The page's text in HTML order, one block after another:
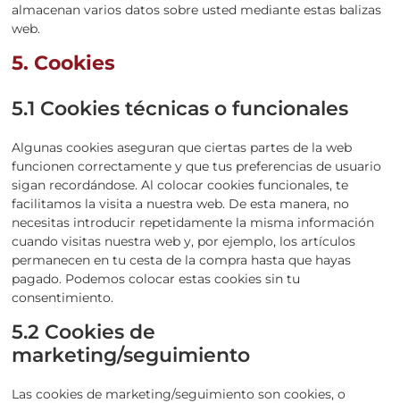
almacenan varios datos sobre usted mediante estas balizas
web.
5. Cookies
5.1 Cookies técnicas o funcionales
Algunas cookies aseguran que ciertas partes de la web
funcionen correctamente y que tus preferencias de usuario
sigan recordándose. Al colocar cookies funcionales, te
facilitamos la visita a nuestra web. De esta manera, no
necesitas introducir repetidamente la misma información
cuando visitas nuestra web y, por ejemplo, los artículos
permanecen en tu cesta de la compra hasta que hayas
pagado. Podemos colocar estas cookies sin tu
consentimiento.
5.2 Cookies de
marketing/seguimiento
Las cookies de marketing/seguimiento son cookies, o